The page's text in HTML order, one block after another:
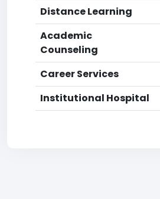
Distance Learning
Academic
Counseling
Career Services
Institutional Hospital